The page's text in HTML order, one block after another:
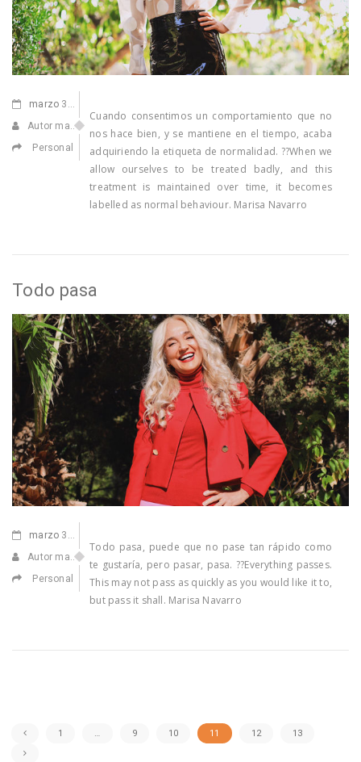
marzo 30,2021
Autor manuel
Personal
Cuando consentimos un comportamiento que no
nos hace bien, y se mantiene en el tiempo, acaba
adquiriendo la etiqueta de normalidad. ??When we
allow ourselves to be treated badly, and this
treatment is maintained over time, it becomes
labelled as normal behaviour. Marisa Navarro
Todo pasa
marzo 30,2021
Autor manuel
Personal
Todo pasa, puede que no pase tan rápido como
te gustaría, pero pasar, pasa. ??Everything passes.
This may not pass as quickly as you would like it to,
but pass it shall. Marisa Navarro
1 … 9 10 11 12 13